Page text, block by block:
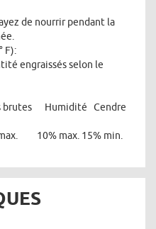
de nourrir pendant la
F):
engraissés selon le
Humidité Cendre
max. 10% max. 15% min.